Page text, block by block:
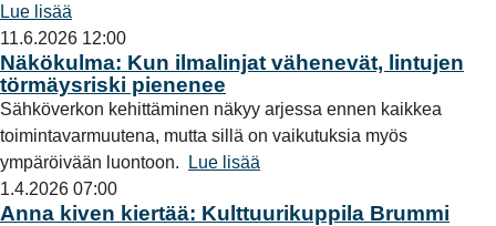
Lue lisää
11.6.2026 12:00
Näkökulma: Kun ilmalinjat vähenevät, lintujen
törmäysriski pienenee
Sähköverkon kehittäminen näkyy arjessa ennen kaikkea
toimintavarmuutena, mutta sillä on vaikutuksia myös
ympäröivään luontoon.
Lue lisää
1.4.2026 07:00
Anna kiven kiertää: Kulttuurikuppila Brummi